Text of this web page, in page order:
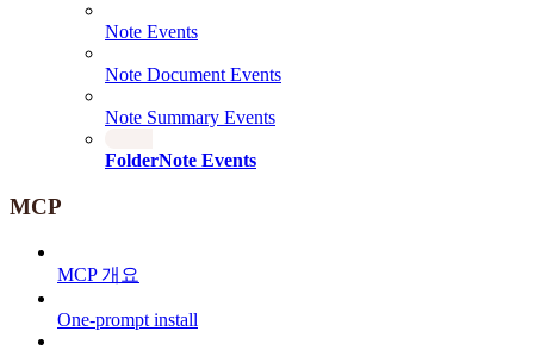
Note Events
Note Document Events
Note Summary Events
FolderNote Events
MCP
MCP 개요
One-prompt install